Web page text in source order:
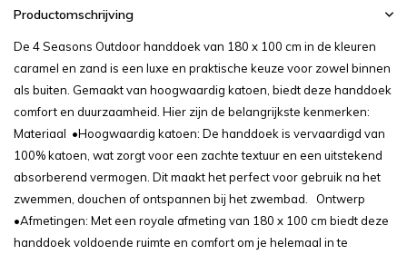
Productomschrijving
De 4 Seasons Outdoor handdoek van 180 x 100 cm in de kleuren
caramel en zand is een luxe en praktische keuze voor zowel binnen
als buiten. Gemaakt van hoogwaardig katoen, biedt deze handdoek
comfort en duurzaamheid. Hier zijn de belangrijkste kenmerken:
Materiaal •Hoogwaardig katoen: De handdoek is vervaardigd van
100% katoen, wat zorgt voor een zachte textuur en een uitstekend
absorberend vermogen. Dit maakt het perfect voor gebruik na het
zwemmen, douchen of ontspannen bij het zwembad. Ontwerp
•Afmetingen: Met een royale afmeting van 180 x 100 cm biedt deze
handdoek voldoende ruimte en comfort om je helemaal in te